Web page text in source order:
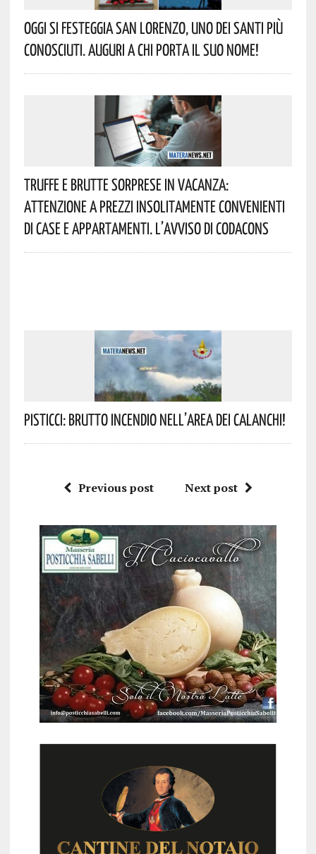
Oggi Si Festeggia San Lorenzo, Uno Dei Santi Più
Conosciuti. Auguri A Chi Porta Il Suo Nome!
Truffe E Brutte Sorprese In Vacanza:
Attenzione A Prezzi Insolitamente Convenienti
Di Case E Appartamenti. L’avviso Di Codacons
Pisticci: Brutto Incendio Nell’area Dei Calanchi!
Previous post Next post